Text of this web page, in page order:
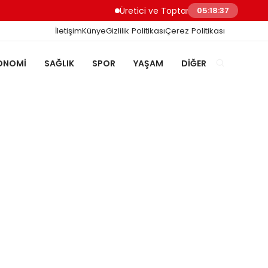
Üretici ve Toptancılar Dijital Sipariş
05:18:38
İletişimKünyeGizlilik PolitikasıÇerez Politikası
SAĞLIK SPOR YAŞAM DIĞER